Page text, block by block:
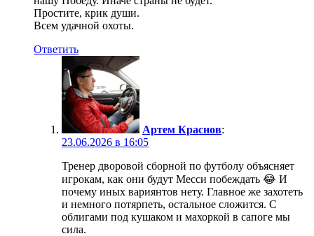
Простите, крик души.
Всем удачной охоты.
Ответить
Артем Краснов:
23.06.2026 в 16:05
Тренер дворовой сборной по футболу объясняет
игрокам, как они будут Месси побеждать 😂 И
почему иных вариянтов нету. Главное же захотеть
и немного потярпеть, остальное сложится. С
облигами под кушаком и махоркой в сапоге мы
сила.